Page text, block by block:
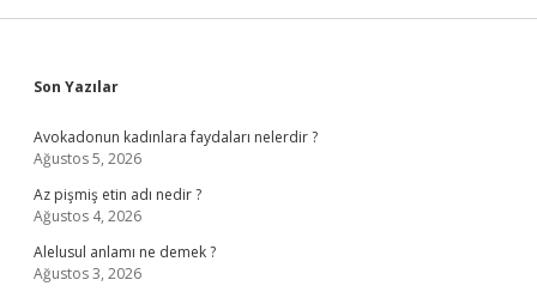
Sidebar
Son Yazılar
Avokadonun kadınlara faydaları nelerdir ?
Ağustos 5, 2026
Az pişmiş etin adı nedir ?
Ağustos 4, 2026
Alelusul anlamı ne demek ?
Ağustos 3, 2026